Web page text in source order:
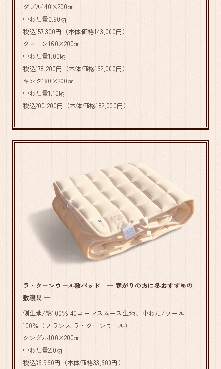
ダブル140×200㎝
中わた量0.90kg
税込157,300円（本体価格143,000円）
クィーン160×200㎝
中わた量1.00kg
税込178,200円（本体価格162,000円）
キング180×200㎝
中わた量1.10kg
税込200,200円（本体価格182,000円）
ラ・クーンウール敷パッド ─ 寒がりの方に冬おすすめの
敷寝具 ─
側生地/綿100％ 40コーマスムース生地、中わた/ウール
100％（フランス ラ・クーンウール）
シングル100×200㎝
中わた量2.0kg
税込36,960円（本体価格33,600円）